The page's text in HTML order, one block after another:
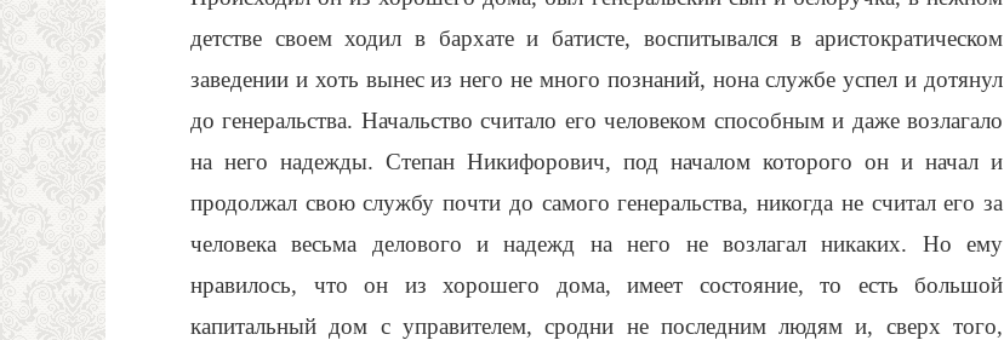
детстве своем ходил в бархате и батисте, воспитывался в аристократическом
заведении и хоть вынес из него не много познаний, нона службе успел и дотянул
до генеральства. Начальство считало его человеком способным и даже возлагало
на него надежды. Степан Никифорович, под началом которого он и начал и
продолжал свою службу почти до самого генеральства, никогда не считал его за
человека весьма делового и надежд на него не возлагал никаких. Но ему
нравилось, что он из хорошего дома, имеет состояние, то есть большой
капитальный дом с управителем, сродни не последним людям и, сверх того,